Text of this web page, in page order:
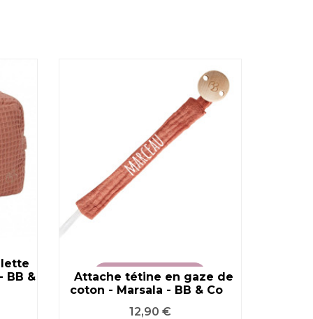
BB &
Attache tétine en gaze de
coton - Marsala - BB & Co
Prix
12,90 €
VOIR LE PRODUIT